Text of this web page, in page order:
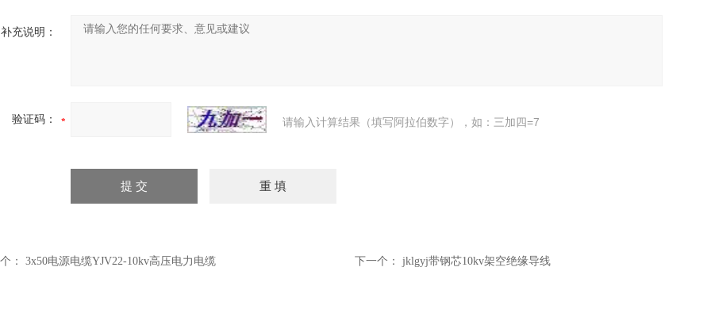
补充说明：
验证码： 请输入计算结果（填写阿拉伯数字），如：三加四=7
： 3x50电源电缆YJV22-10kv高压电力电缆 下一个： jklgyj带钢芯10kv架空绝缘导线